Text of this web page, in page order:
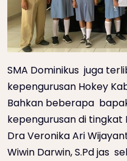
SMA Dominikus juga
kepengurusan Hokey
Bahkan beberapa
kepengurusan di tingkat
Dra Veronika Ari
Wiwin Darwin, S.Pd jas